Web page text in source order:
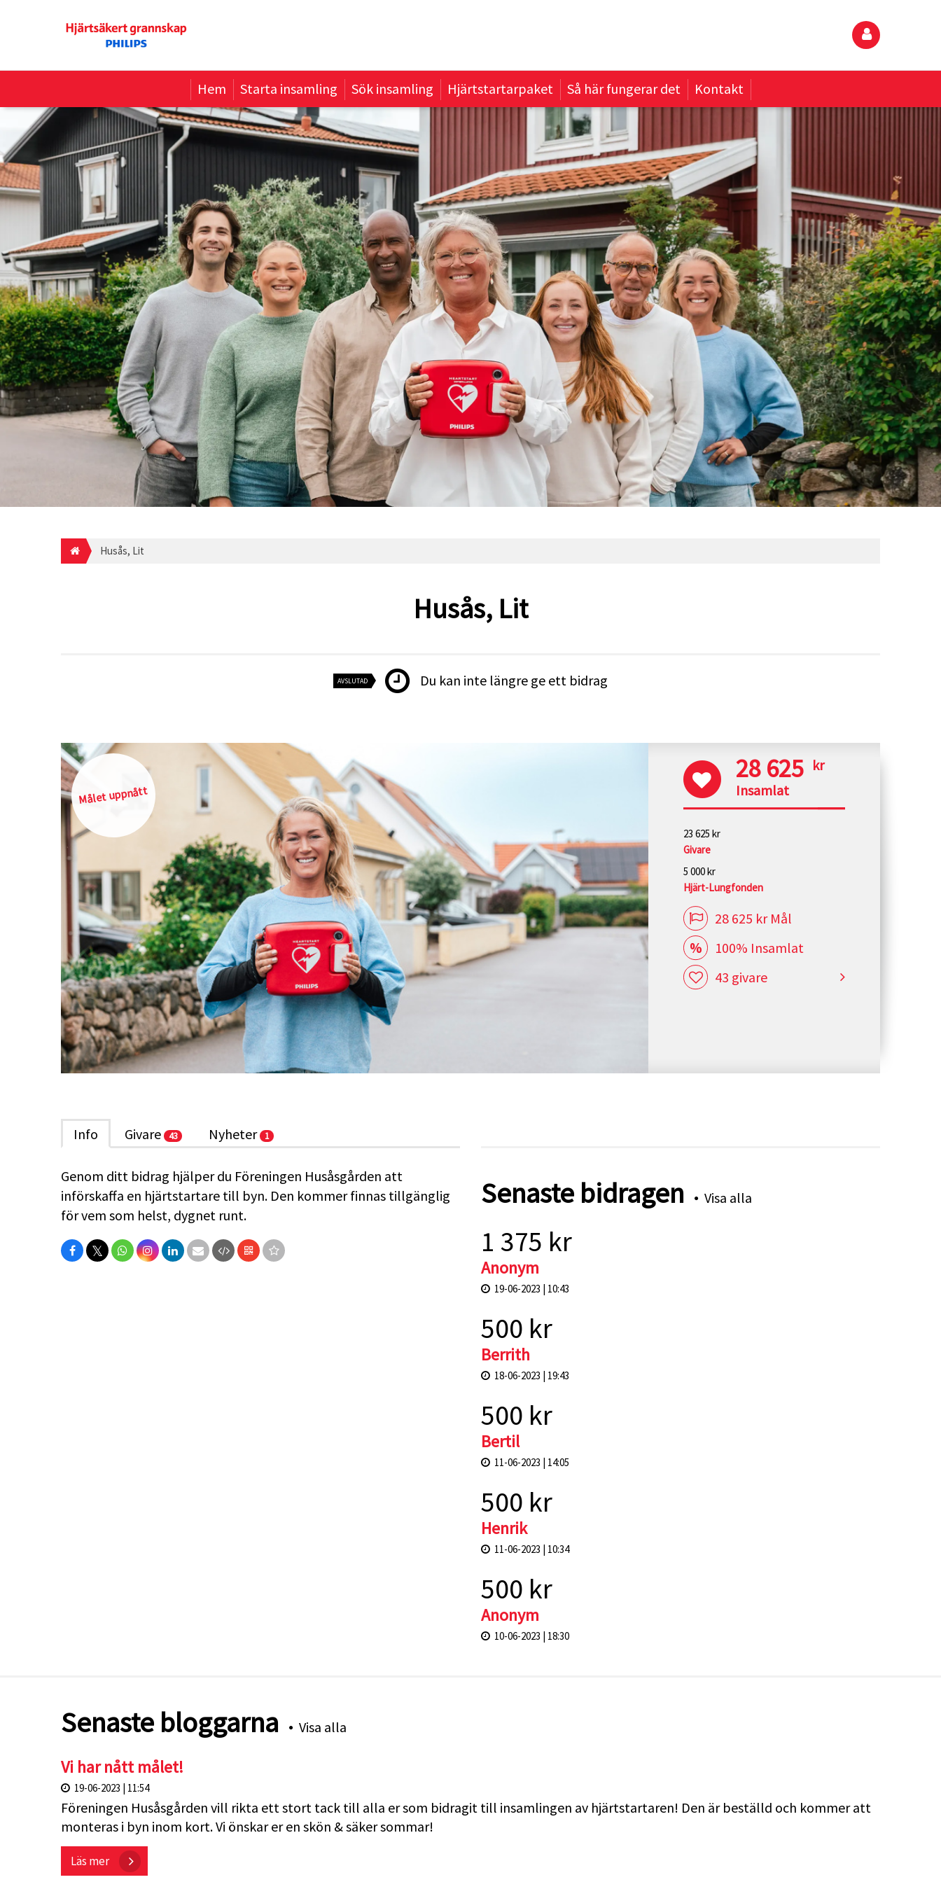
Hem Starta insamling Sök insamling Hjärtstartarpaket Så här fungerar det Kontakt
Husås, Lit
Husås, Lit
AVSLUTAD Du kan inte längre ge ett bidrag
Målet uppnått
28 625 kr
Insamlat
23 625 kr
Givare
5 000 kr
Hjärt-Lungfonden
28 625 kr Mål
100% Insamlat
43 givare
Info Givare 43 Nyheter 1
Genom ditt bidrag hjälper du Föreningen Husåsgården att
införskaffa en hjärtstartare till byn. Den kommer finnas tillgänglig
för vem som helst, dygnet runt.
𝕏
Senaste bidragen Visa alla
1 375 kr
Anonym
19-06-2023 | 10:43
500 kr
Berrith
18-06-2023 | 19:43
500 kr
Bertil
11-06-2023 | 14:05
500 kr
Henrik
11-06-2023 | 10:34
500 kr
Anonym
10-06-2023 | 18:30
Senaste bloggarna Visa alla
Vi har nått målet!
19-06-2023 | 11:54
Föreningen Husåsgården vill rikta ett stort tack till alla er som bidragit till insamlingen av hjärtstartaren! Den är beställd och kommer att
monteras i byn inom kort. Vi önskar er en skön & säker sommar!
Läs mer